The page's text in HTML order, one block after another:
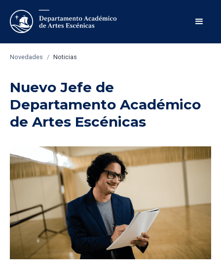
Novedades / Noticias
Nuevo Jefe de
Departamento Académico
de Artes Escénicas